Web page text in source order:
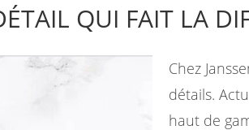
QUI FAIT LA
Chez
détails.
haut de